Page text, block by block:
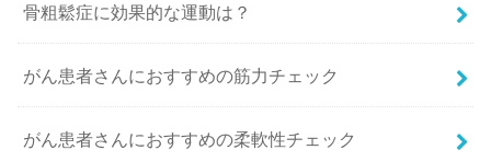
骨粗鬆症に効果的な運動は？
がん患者さんにおすすめの筋力チェック
がん患者さんにおすすめの柔軟性チェック